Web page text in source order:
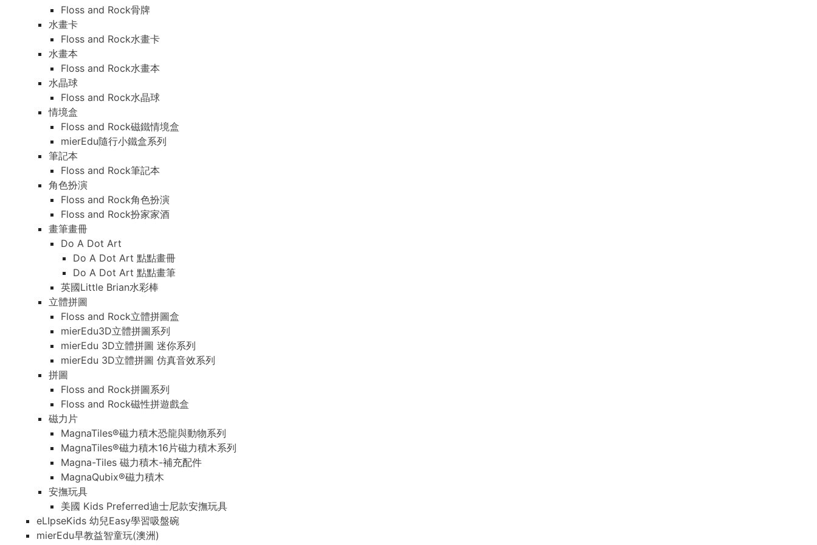
Floss and Rock骨牌
水畫卡
Floss and Rock水畫卡
水畫本
Floss and Rock水畫本
水晶球
Floss and Rock水晶球
情境盒
Floss and Rock磁鐵情境盒
mierEdu隨行小鐵盒系列
筆記本
Floss and Rock筆記本
角色扮演
Floss and Rock角色扮演
Floss and Rock扮家家酒
畫筆畫冊
Do A Dot Art
Do A Dot Art 點點畫冊
Do A Dot Art 點點畫筆
英國Little Brian水彩棒
立體拼圖
Floss and Rock立體拼圖盒
mierEdu3D立體拼圖系列
mierEdu 3D立體拼圖 迷你系列
mierEdu 3D立體拼圖 仿真音效系列
拼圖
Floss and Rock拼圖系列
Floss and Rock磁性拼遊戲盒
磁力片
MagnaTiles®磁力積木恐龍與動物系列
MagnaTiles®磁力積木16片磁力積木系列
Magna-Tiles 磁力積木-補充配件
MagnaQubix®磁力積木
安撫玩具
美國 Kids Preferred迪士尼款安撫玩具
eLIpseKids 幼兒Easy學習吸盤碗
mierEdu早教益智童玩(澳洲)